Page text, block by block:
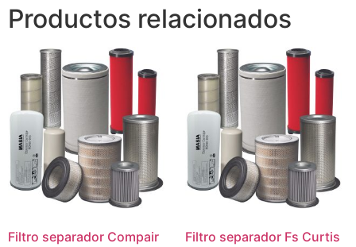
Productos relacionados
Filtro separador Compair
Filtro separador Fs Curtis